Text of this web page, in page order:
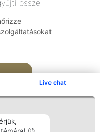
Live chat
össze